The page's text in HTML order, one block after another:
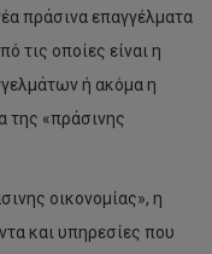
πράσινα επαγγέλματα
τις οποίες είναι η
ή ακόμα η
της «πράσινης
οικονομίας», η
και υπηρεσίες που